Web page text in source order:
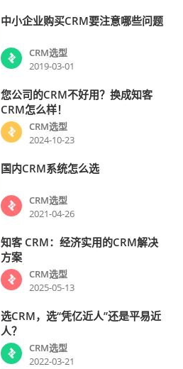
中小企业购买CRM要注意哪些问题
CRM选型
2019-03-01
您公司的CRM不好用？换成知客
CRM怎么样！
CRM选型
2024-10-23
国内CRM系统怎么选
CRM选型
2021-04-26
知客 CRM：经济实用的CRM解决
方案
CRM选型
2025-05-13
选CRM，选“凭亿近人”还是平易近
人？
CRM选型
2022-03-21